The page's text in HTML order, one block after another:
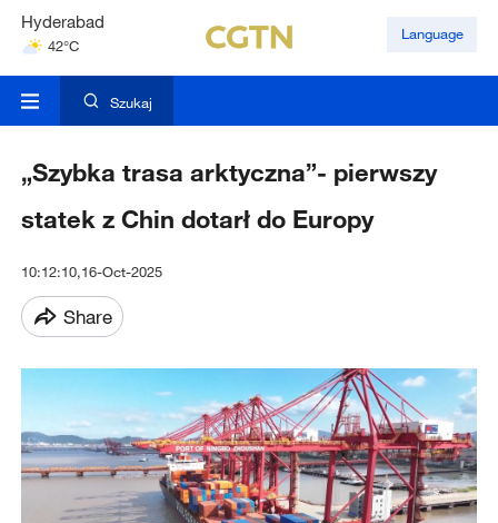
Hyderabad
42°C
Mumbai
Language
Szukaj
„Szybka trasa arktyczna”- pierwszy
statek z Chin dotarł do Europy
10:12:10,16-Oct-2025
Share